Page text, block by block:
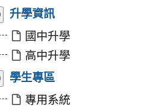
展
開/
收
升學資訊
國中升學
高中升學
展
開/
收
學生專區
專用系統